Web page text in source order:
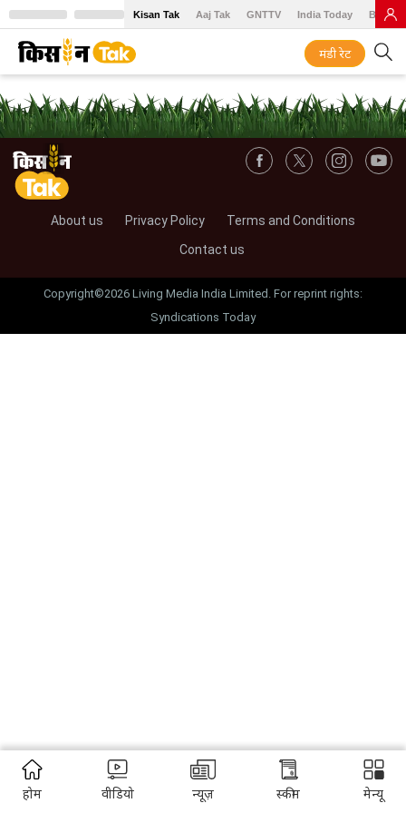
Kisan Tak Aaj Tak GNTTV India Today BT
मंडी रेट
About us Privacy Policy
Terms and Conditions
Contact us
Copyright©2026 Living Media India Limited. For reprint rights:
Syndications Today
होम वीडियो न्यूज़ स्कीम मेन्यू